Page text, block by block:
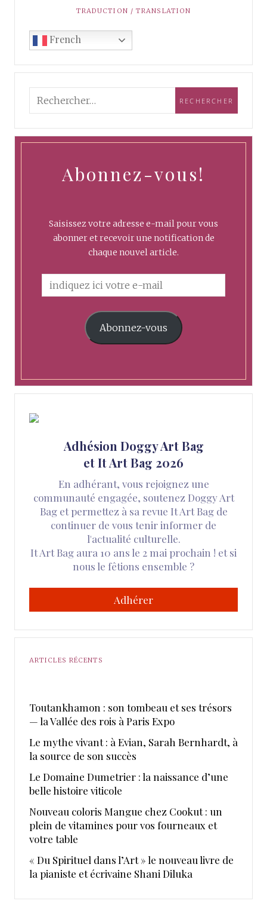
TRADUCTION / TRANSLATION
French
Abonnez-vous!
Saisissez votre adresse e-mail pour vous
abonner et recevoir une notification de
chaque nouvel article.
Abonnez-vous
Adhésion Doggy Art Bag
et It Art Bag 2026
En adhérant, vous rejoignez une
communauté engagée, soutenez Doggy Art
Bag et permettez à sa revue It Art Bag de
continuer de vous tenir informer de
l'actualité culturelle.
It Art Bag aura 10 ans le 2 mai prochain ! et si
nous le fêtions ensemble ?
Adhérer
ARTICLES RÉCENTS
Toutankhamon : son tombeau et ses trésors
— la Vallée des rois à Paris Expo
Le mythe vivant : à Evian, Sarah Bernhardt, à
la source de son succès
Le Domaine Dumetrier : la naissance d’une
belle histoire viticole
Nouveau coloris Mangue chez Cookut : un
plein de vitamines pour vos fourneaux et
votre table
« Du Spirituel dans l’Art » le nouveau livre de
la pianiste et écrivaine Shani Diluka